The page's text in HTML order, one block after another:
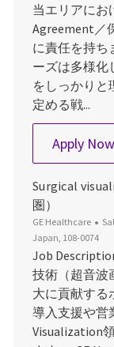
当エリアにお
Agreement／
に責任を持ち
ーズは多様化
をしっかりと
定める戦...
Apply Now
Surgical
圏）
GE Healthcare
Japan, 108-0074
Job
技術（超音波
大に貢献する
導入支援や営
Visualization